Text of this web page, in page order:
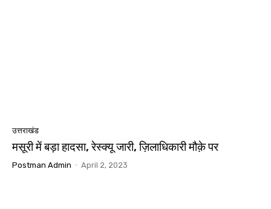
उत्तराखंड
मसूरी में बड़ा हादसा, रेस्क्यू जारी, ज़िलाधिकारी मौक़े पर
Postman Admin - April 2, 2023